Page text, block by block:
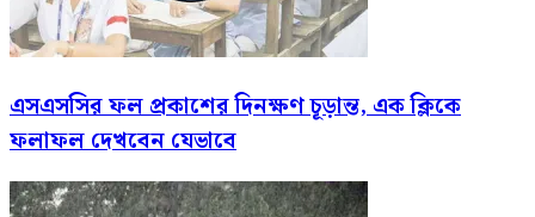
এসএসসির ফল প্রকাশের দিনক্ষণ চূড়ান্ত, এক ক্লিকে
ফলাফল দেখবেন যেভাবে